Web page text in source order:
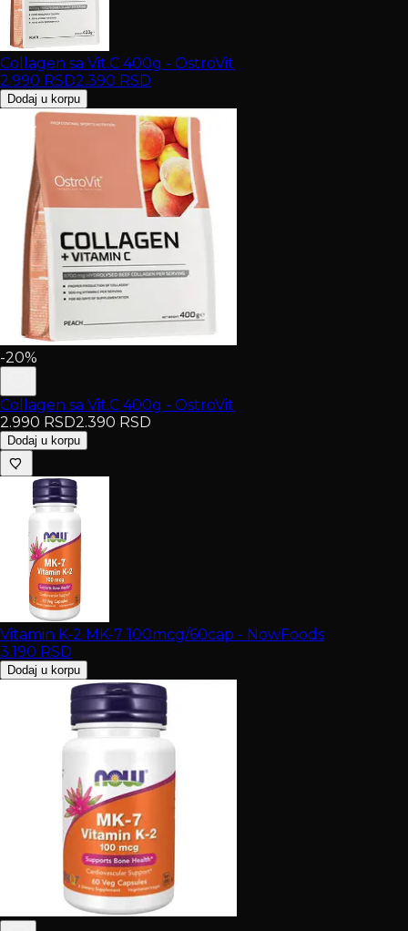
Collagen sa Vit.C 400g - OstroVit
2.990 RSD2.390 RSD
Dodaj u korpu
-20%
Collagen sa Vit.C 400g - OstroVit
2.990 RSD2.390 RSD
Dodaj u korpu
Vitamin K-2 MK-7 100mcg/60cap - NowFoods
3.190 RSD
Dodaj u korpu